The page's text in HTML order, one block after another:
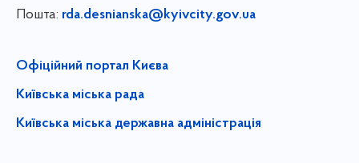
Пошта: rda.desnianska@kyivcity.gov.ua
Офіційний портал Києва
Київська міська рада
Київська міська державна адміністрація